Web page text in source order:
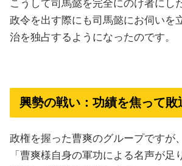
こうして司馬懿を完全にのけ者にし
政令を出す際にも司馬懿にお伺いを
治を独占するようになったのです。
興勢の戦い：功績を焦って敗
政権を握った曹爽のグループですが
「曹爽様自身の軍功による名声が足